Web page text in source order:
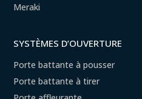
Meraki
SYSTÈMES D’OUVERTURE
Porte battante à pousser
Porte battante à tirer